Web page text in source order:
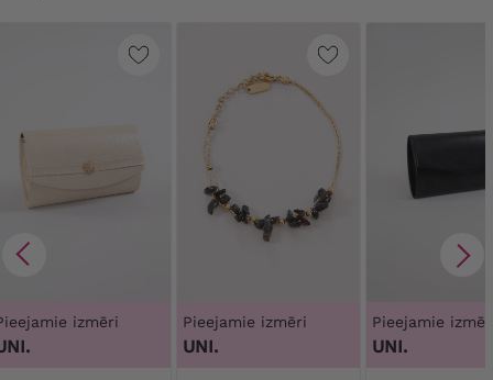
izmēri Pieejamie izmēri
UNI.
Pieejamie
UNI.